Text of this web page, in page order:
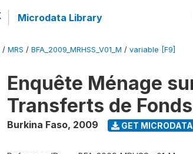
Microdata Library
/ MRS / BFA_2009_MRHSS_V01_M / variable [F9]
Enquête Ménage
Transferts de
Burkina Faso, 2009 GET MICRODATA